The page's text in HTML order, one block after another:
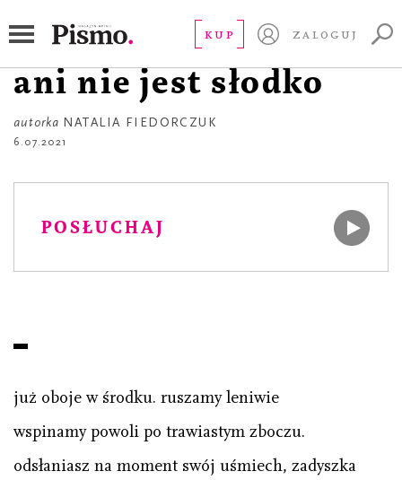
KUP ZALOGUJ
bo nie jest kleiście,
ani nie jest słodko
autorka NATALIA FIEDORCZUK
6.07.2021
POSŁUCHAJ
już oboje w środku. ruszamy leniwie
wspinamy powoli po trawiastym zboczu.
odsłaniasz na moment swój uśmiech, zadyszka